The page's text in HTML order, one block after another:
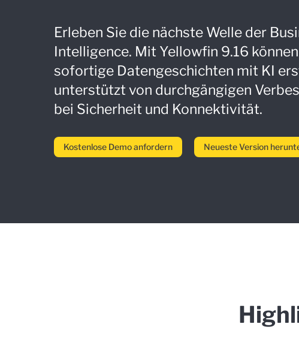
Erleben Sie die nächste Welle der
Intelligence. Mit Yellowfin 9.16
sofortige Datengeschichten mit KI
unterstützt von durchgängigen
bei Sicherheit und Konnektivität.
Kostenlose Demo anfordern Neueste Version